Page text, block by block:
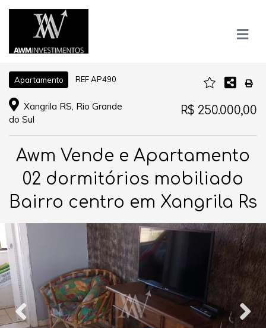
Apartamento REF AP490
Xangrila RS, Rio Grande
do Sul
R$ 250.000,00
Awm Vende e Apartamento
02 dormitórios mobiliado
Bairro centro em Xangrila Rs